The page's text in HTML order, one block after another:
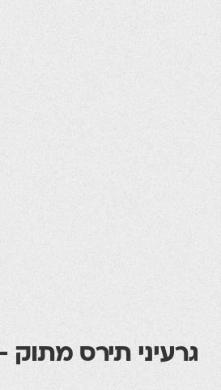
תירס מתוק - 400 גרם